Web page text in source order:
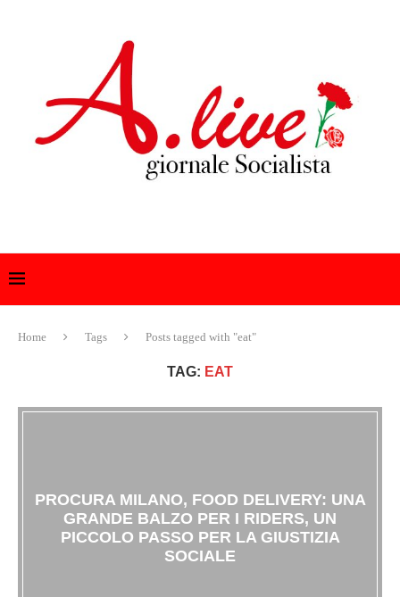
Home Tags Posts tagged with "eat"
TAG: EAT
PROCURA MILANO, FOOD DELIVERY: UNA
GRANDE BALZO PER I RIDERS, UN
PICCOLO PASSO PER LA GIUSTIZIA
SOCIALE